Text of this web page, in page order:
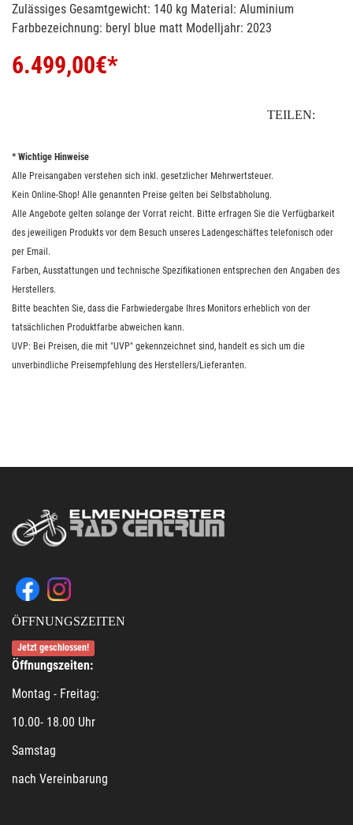
Zulässiges Gesamtgewicht: 140 kg Material: Aluminium
Farbbezeichnung: beryl blue matt Modelljahr: 2023
6.499,00€*
TEILEN:
* Wichtige Hinweise
Alle Preisangaben verstehen sich inkl. gesetzlicher Mehrwertsteuer.
Kein Online-Shop! Alle genannten Preise gelten bei Selbstabholung.
Alle Angebote gelten solange der Vorrat reicht. Bitte erfragen Sie die Verfügbarkeit
des jeweiligen Produkts vor dem Besuch unseres Ladengeschäftes telefonisch oder
per Email.
Farben, Ausstattungen und technische Spezifikationen entsprechen den Angaben des
Herstellers.
Bitte beachten Sie, dass die Farbwiedergabe Ihres Monitors erheblich von der
tatsächlichen Produktfarbe abweichen kann.
UVP: Bei Preisen, die mit "UVP" gekennzeichnet sind, handelt es sich um die
unverbindliche Preisempfehlung des Herstellers/Lieferanten.
ÖFFNUNGSZEITEN
Jetzt geschlossen!
Öffnungszeiten:
Montag - Freitag:
10.00- 18.00 Uhr
Samstag
nach Vereinbarung